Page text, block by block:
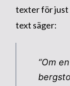
texter för just
text säger:
“Om